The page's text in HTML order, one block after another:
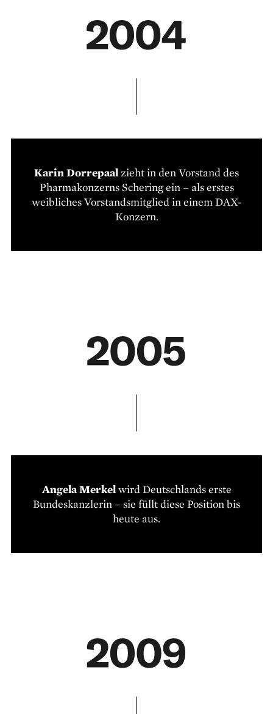
Karin Dorrepaalzieht in den Vorstand des
Pharmakonzerns Schering ein – als erstes
weibliches Vorstandsmitglied in einem DAX-
Konzern.
Angela Merkelwird Deutschlands erste
Bundeskanzlerin – sie füllt diese Position bis
heute aus.